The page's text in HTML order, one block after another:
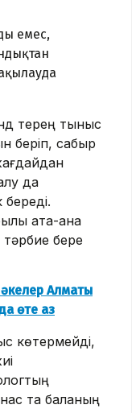
емес,
терең тыныс
беріп, сабыр
да
ата-ана
тәрбие бере
әкелер Алматы
өте аз
көтермейді,
та баланың